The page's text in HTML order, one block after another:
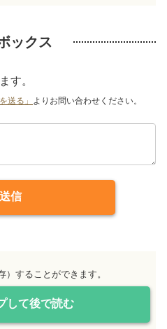
ックス
す。
送る」 よりお問い合わせください。
送信
）することができます。
して後で読む